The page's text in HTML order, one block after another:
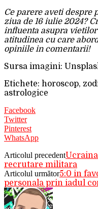
Ce parere aveti
ziua de 16 iulie 2024?
influenta asupra
atitudinea cu care
opiniile in comentarii!
Sursa imagini:
Etichete: horoscop,
astrologice
Facebook
Twitter
Pinterest
WhatsApp
Articolul precedent
recrutare militara
Articolul următor5:0 in
personala prin iadul